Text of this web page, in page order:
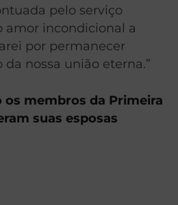
pelo serviço
amor incondicional a
por permanecer
nossa união eterna.”
os membros da Primeira
suas esposas